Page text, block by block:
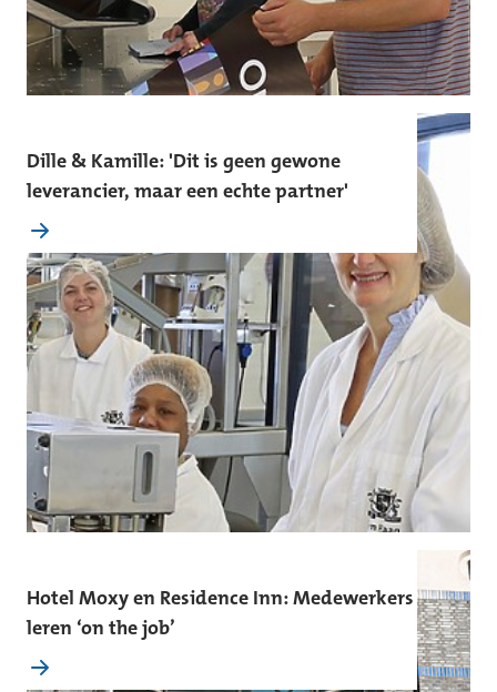
Dille & Kamille: 'Dit is geen gewone
leverancier, maar een echte partner'
Hotel Moxy en Residence Inn: Medewerkers
leren ‘on the job’